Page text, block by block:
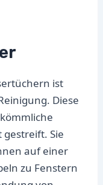
ist
Diese
gestreift. Sie
auf einer
zu Fenstern